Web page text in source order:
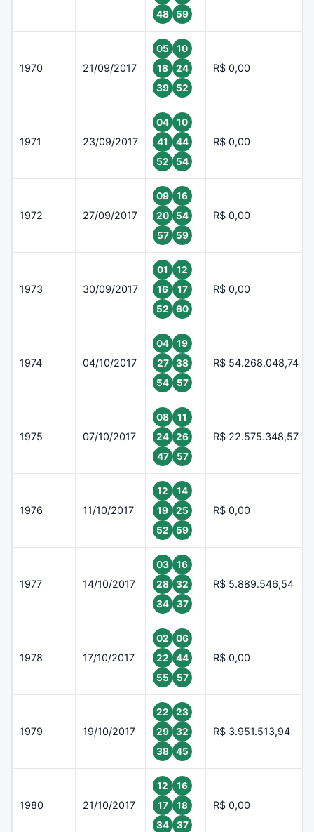
48
59
1970 21/09/2017
05
10
18
24
39
52
R$ 0,00
1971 23/09/2017
04
10
41
44
52
54
R$ 0,00
1972 27/09/2017
09
16
20
54
57
59
R$ 0,00
1973 30/09/2017
01
12
16
17
52
60
R$ 0,00
1974 04/10/2017
04
19
27
38
54
57
R$ 54.268.048,74
1975 07/10/2017
08
11
24
26
47
57
R$ 22.575.348,57
1976 11/10/2017
12
14
19
25
52
59
R$ 0,00
1977 14/10/2017
03
16
28
32
34
37
R$ 5.889.546,54
1978 17/10/2017
02
06
22
44
55
57
R$ 0,00
1979 19/10/2017
22
23
29
32
38
45
R$ 3.951.513,94
1980 21/10/2017
12
16
17
18
34
37
R$ 0,00